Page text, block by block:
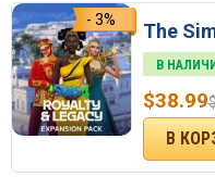
- 3% The
В
$38.99